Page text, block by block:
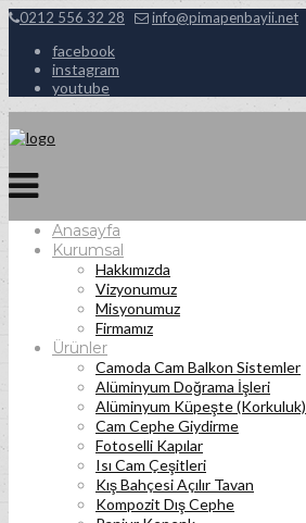
0212 556 32 28 info@pimapenbayii.net
facebook
instagram
youtube
Anasayfa
Kurumsal
Hakkımızda
Vizyonumuz
Misyonumuz
Firmamız
Ürünler
Camoda Cam Balkon Sistemler
Alüminyum Doğrama İşleri
Alüminyum Küpeşte (Korkuluk)
Cam Cephe Giydirme
Fotoselli Kapılar
Isı Cam Çeşitleri
Kış Bahçesi Açılır Tavan
Kompozit Dış Cephe